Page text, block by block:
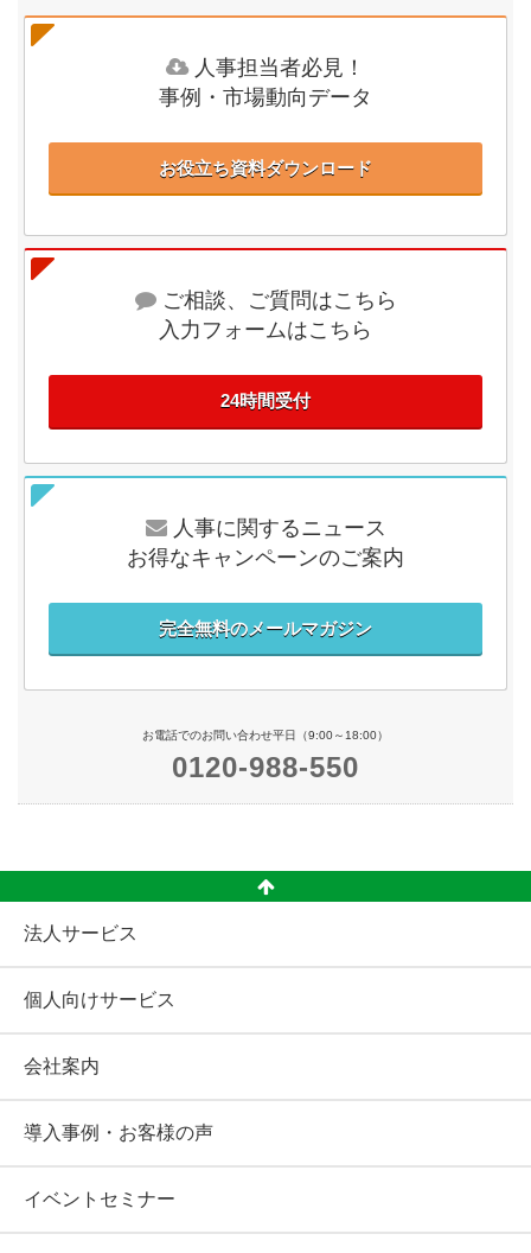
人事担当者必見！
事例・市場動向データ
お役立ち資料ダウンロード
ご相談、ご質問はこちら
入力フォームはこちら
24時間受付
人事に関するニュース
お得なキャンペーンのご案内
完全無料のメールマガジン
お電話でのお問い合わせ平日（9:00～18:00）
0120-988-550
法人サービス
個人向けサービス
会社案内
導入事例・お客様の声
イベントセミナー